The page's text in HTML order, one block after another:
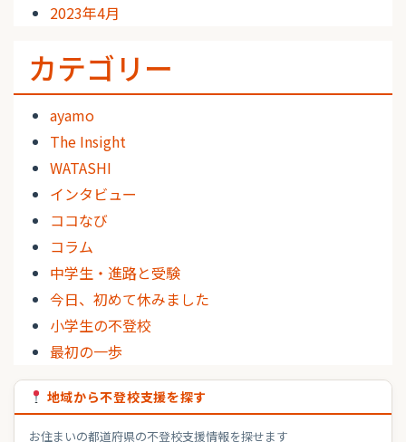
2023年4月
カテゴリー
ayamo
The Insight
WATASHI
インタビュー
ココなび
コラム
中学生・進路と受験
今日、初めて休みました
小学生の不登校
最初の一歩
地域から不登校支援を探す
お住まいの都道府県の不登校支援情報を探せます